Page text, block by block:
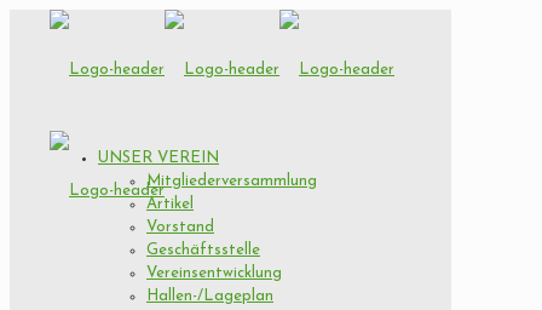
UNSER VEREIN
Mitgliederversammlung
Artikel
Vorstand
Geschäftsstelle
Vereinsentwicklung
Hallen-/Lageplan